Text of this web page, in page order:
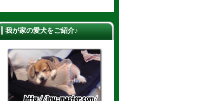
我が家の愛犬をご紹介♪